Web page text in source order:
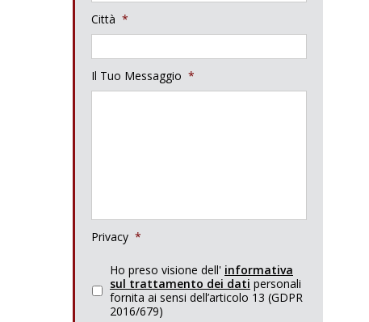
Città *
Il Tuo Messaggio *
Privacy *
Ho preso visione dell' informativa
sul trattamento dei dati personali
fornita ai sensi dell’articolo 13 (GDPR
2016/679)